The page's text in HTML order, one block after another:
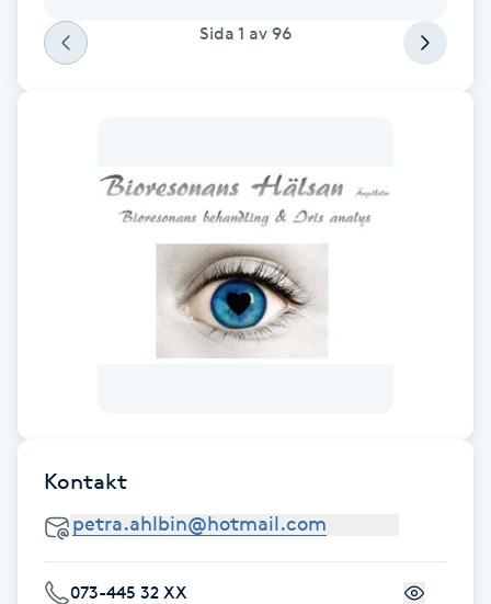
Face framing
Fet hårbotten
Fotsvamp
Sida 1 av 96
Kontakt
073-445 32 XX